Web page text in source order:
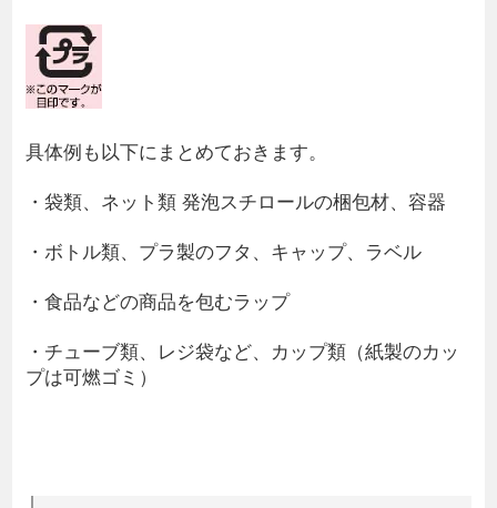
具体例も以下にまとめておきます。
・袋類、ネット類 発泡スチロールの梱包材、容器
・ボトル類、プラ製のフタ、キャップ、ラベル
・食品などの商品を包むラップ
・チューブ類、レジ袋など、カップ類（紙製のカッ
プは可燃ゴミ）